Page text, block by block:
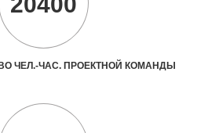
ЧЕЛ.-ЧАС. ПРОЕКТНОЙ КОМАНДЫ